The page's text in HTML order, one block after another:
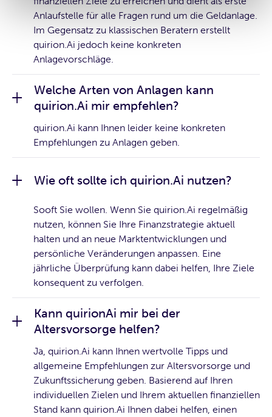
Anlaufstelle für alle Fragen rund um die Geldanlage.
Im Gegensatz zu klassischen Beratern erstellt
quirion.Ai jedoch keine konkreten
Anlagevorschläge.
Welche Arten von Anlagen kann
quirion.Ai mir empfehlen?
quirion.Ai kann Ihnen leider keine konkreten
Empfehlungen zu Anlagen geben.
Wie oft sollte ich quirion.Ai nutzen?
Sooft Sie wollen. Wenn Sie quirion.Ai regelmäßig
nutzen, können Sie Ihre Finanzstrategie aktuell
halten und an neue Marktentwicklungen und
persönliche Veränderungen anpassen. Eine
jährliche Überprüfung kann dabei helfen, Ihre Ziele
konsequent zu verfolgen.
Kann quirionAi mir bei der
Altersvorsorge helfen?
Ja, quirion.Ai kann Ihnen wertvolle Tipps und
allgemeine Empfehlungen zur Altersvorsorge und
Zukunftssicherung geben. Basierend auf Ihren
individuellen Zielen und Ihrem aktuellen finanziellen
Stand kann quirion.Ai Ihnen dabei helfen, einen